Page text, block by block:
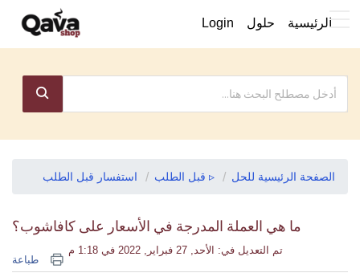
الرئيسية حلول Login
الصفحة الرئيسية للحل ▹ قبل الطلب استفسار قبل الطلب
ما هي العملة المدرجة في الأسعار على كافاشوب؟
طباعة
تم التعديل في: الأحد, 27 فبراير, 2022 في 1:18 م